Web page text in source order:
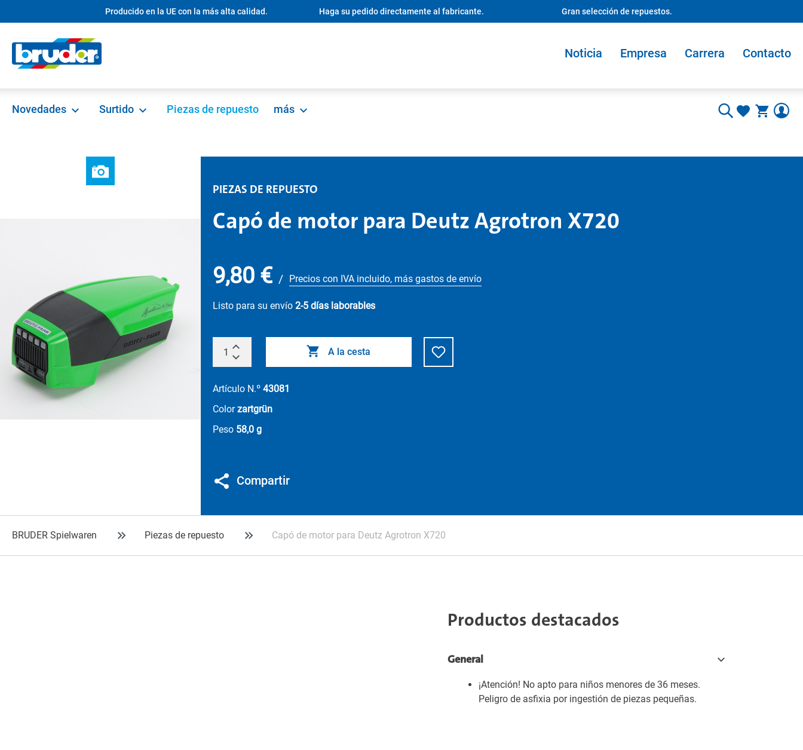
Saltar a la navegación principalProducido en la UE con la más alta calidad. Haga su pedido directamente al fabricante. Gran selección de repuestos.
Noticia Empresa Carrera Contacto
Novedades Surtido Piezas de repuesto más
PIEZAS DE REPUESTO
Capó de motor para Deutz Agrotron X720
9,80 € / Precios con IVA incluido, más gastos de envío
Listo para su envío 2-5 días laborables
A la cesta
Artículo N.º 43081
Colorzartgrün
Peso 58,0 g
Compartir
BRUDER Spielwaren Piezas de repuesto Capó de motor para Deutz Agrotron X720
Productos destacados
General
¡Atención! No apto para niños menores de 36 meses.
Peligro de asfixia por ingestión de piezas pequeñas.